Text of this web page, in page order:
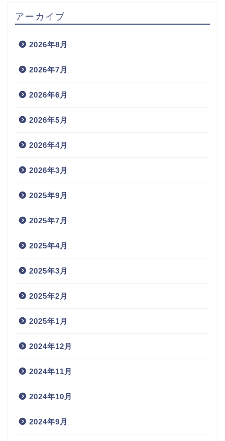
アーカイブ
2026年8月
2026年7月
2026年6月
2026年5月
2026年4月
2026年3月
2025年9月
2025年7月
2025年4月
2025年3月
2025年2月
2025年1月
2024年12月
2024年11月
2024年10月
2024年9月